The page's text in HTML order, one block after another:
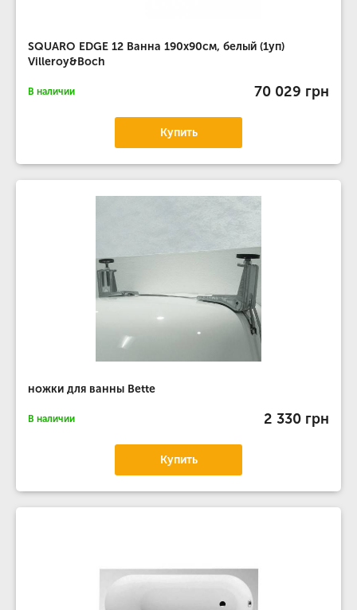
SQUARO EDGE 12 Ванна 190х90см, белый (1уп)
Villeroy&Boch
В наличии 70 029 грн
Купить
ножки для ванны Bette
В наличии 2 330 грн
Купить